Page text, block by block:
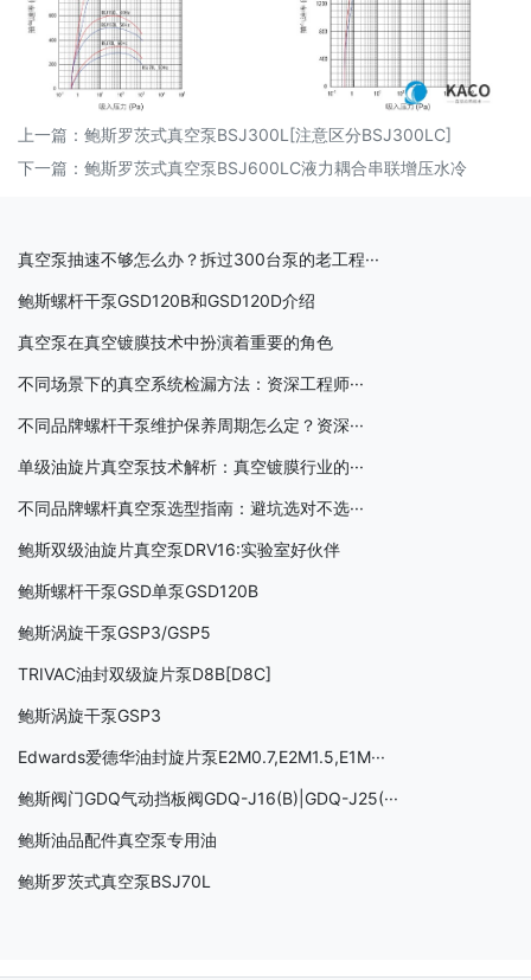
上一篇： 鲍斯罗茨式真空泵BSJ300L[注意区分BSJ300LC]
下一篇： 鲍斯罗茨式真空泵BSJ600LC液力耦合串联增压水冷
真空泵抽速不够怎么办？拆过300台泵的老工程···
鲍斯螺杆干泵GSD120B和GSD120D介绍
真空泵在真空镀膜技术中扮演着重要的角色
不同场景下的真空系统检漏方法：资深工程师···
不同品牌螺杆干泵维护保养周期怎么定？资深···
单级油旋片真空泵技术解析：真空镀膜行业的···
不同品牌螺杆真空泵选型指南：避坑选对不选···
鲍斯双级油旋片真空泵DRV16:实验室好伙伴
鲍斯螺杆干泵GSD单泵GSD120B
鲍斯涡旋干泵GSP3/GSP5
TRIVAC油封双级旋片泵D8B[D8C]
鲍斯涡旋干泵GSP3
Edwards爱德华油封旋片泵E2M0.7,E2M1.5,E1M···
鲍斯阀门GDQ气动挡板阀GDQ-J16(B)|GDQ-J25(···
鲍斯油品配件真空泵专用油
鲍斯罗茨式真空泵BSJ70L